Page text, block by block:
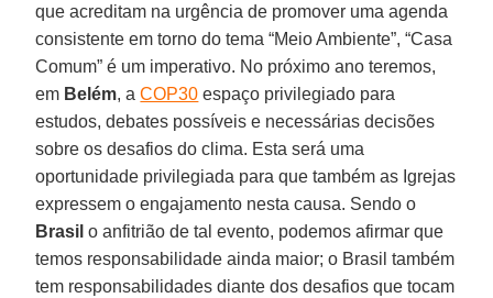
que acreditam na urgência de promover uma agenda
consistente em torno do tema “Meio Ambiente”, “Casa
Comum” é um imperativo. No próximo ano teremos,
em Belém, aCOP30 espaço privilegiado para
estudos, debates possíveis e necessárias decisões
sobre os desafios do clima. Esta será uma
oportunidade privilegiada para que também as Igrejas
expressem o engajamento nesta causa. Sendo o
Brasil o anfitrião de tal evento, podemos afirmar que
temos responsabilidade ainda maior; o Brasil também
tem responsabilidades diante dos desafios que tocam